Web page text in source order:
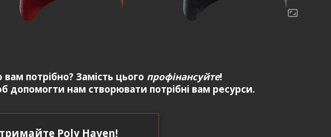
потрібно? Замість цього профінансуйте!
допомогти нам створювати потрібні вам ресурси.
Poly Haven!